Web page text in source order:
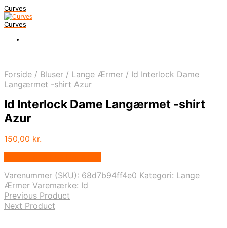
Curves
Curves
Forside / Bluser / Lange Ærmer / Id Interlock Dame
Langærmet -shirt Azur
Id Interlock Dame Langærmet -shirt
Azur
150,00 kr.
Varenummer (SKU): 68d7b94ff4e0 Kategori: Lange
Ærmer Varemærke: Id
Previous Product
Next Product